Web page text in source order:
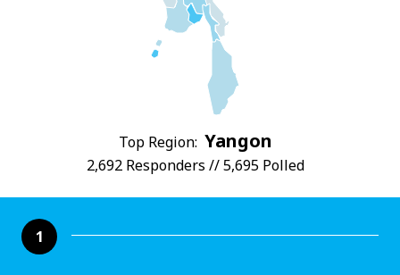
Top Region: Yangon
2,692 Responders // 5,695 Polled
1